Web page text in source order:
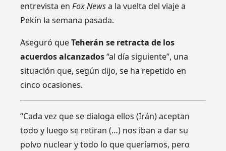
entrevista enFox Newsa la vuelta del viaje a
Pekín la semana pasada.
Aseguró queTeherán se retracta de los
acuerdos alcanzados“al día siguiente”, una
situación que, según dijo, se ha repetido en
cinco ocasiones.
“Cada vez que se dialoga ellos (Irán) aceptan
todo y luego se retiran (…) nos iban a dar su
polvo nuclear y todo lo que queríamos, pero